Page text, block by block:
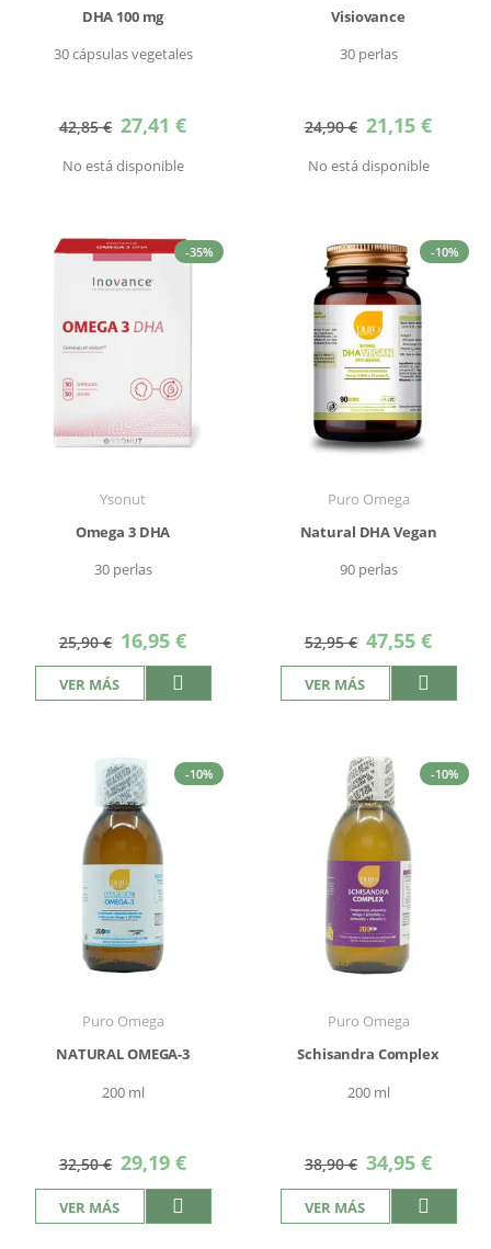
DHA 100 mg
30 cápsulas vegetales
42,85 € Precio
especial
27,41 €
No está disponible
Visiovance
30 perlas
24,90 € Precio
especial
21,15 €
No está disponible
-35%
Ysonut
Omega 3 DHA
30 perlas
25,90 € Precio
especial
16,95 €
VER MÁS
-10%
Puro Omega
Natural DHA Vegan
90 perlas
52,95 € Precio
especial
47,55 €
VER MÁS
-10%
Puro Omega
NATURAL OMEGA-3
200 ml
32,50 € Precio
especial
29,19 €
VER MÁS
-10%
Puro Omega
Schisandra Complex
200 ml
38,90 € Precio
especial
34,95 €
VER MÁS